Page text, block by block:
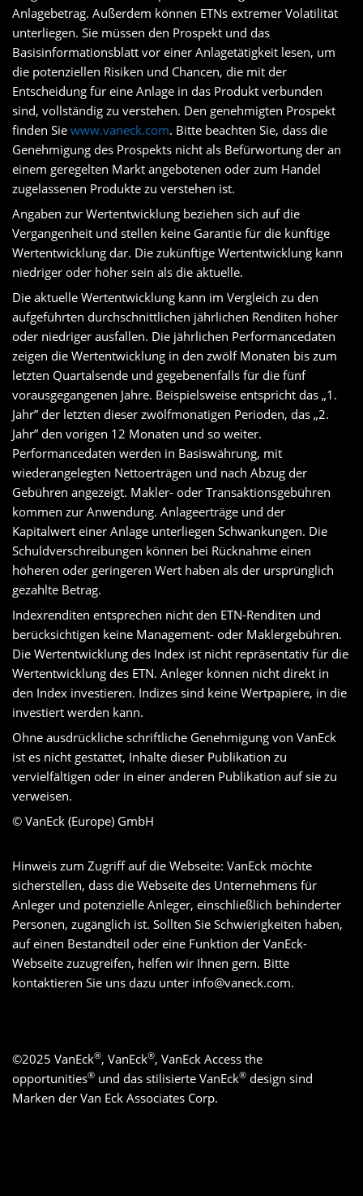
Anlagebetrag. Außerdem können ETNs extremer Volatilität
unterliegen. Sie müssen den Prospekt und das
Basisinformationsblatt vor einer Anlagetätigkeit lesen, um
die potenziellen Risiken und Chancen, die mit der
Entscheidung für eine Anlage in das Produkt verbunden
sind, vollständig zu verstehen. Den genehmigten Prospekt
finden Sie www.vaneck.com. Bitte beachten Sie, dass die
Genehmigung des Prospekts nicht als Befürwortung der an
einem geregelten Markt angebotenen oder zum Handel
zugelassenen Produkte zu verstehen ist.
Angaben zur Wertentwicklung beziehen sich auf die
Vergangenheit und stellen keine Garantie für die künftige
Wertentwicklung dar. Die zukünftige Wertentwicklung kann
niedriger oder höher sein als die aktuelle.
Die aktuelle Wertentwicklung kann im Vergleich zu den
aufgeführten durchschnittlichen jährlichen Renditen höher
oder niedriger ausfallen. Die jährlichen Performancedaten
zeigen die Wertentwicklung in den zwölf Monaten bis zum
letzten Quartalsende und gegebenenfalls für die fünf
vorausgegangenen Jahre. Beispielsweise entspricht das „1.
Jahr” der letzten dieser zwölfmonatigen Perioden, das „2.
Jahr” den vorigen 12 Monaten und so weiter.
Performancedaten werden in Basiswährung, mit
wiederangelegten Nettoerträgen und nach Abzug der
Gebühren angezeigt. Makler- oder Transaktionsgebühren
kommen zur Anwendung. Anlageerträge und der
Kapitalwert einer Anlage unterliegen Schwankungen. Die
Schuldverschreibungen können bei Rücknahme einen
höheren oder geringeren Wert haben als der ursprünglich
gezahlte Betrag.
Indexrenditen entsprechen nicht den ETN-Renditen und
berücksichtigen keine Management- oder Maklergebühren.
Die Wertentwicklung des Index ist nicht repräsentativ für die
Wertentwicklung des ETN. Anleger können nicht direkt in
den Index investieren. Indizes sind keine Wertpapiere, in die
investiert werden kann.
Ohne ausdrückliche schriftliche Genehmigung von VanEck
ist es nicht gestattet, Inhalte dieser Publikation zu
vervielfältigen oder in einer anderen Publikation auf sie zu
verweisen.
© VanEck (Europe) GmbH
Hinweis zum Zugriff auf die Webseite: VanEck möchte
sicherstellen, dass die Webseite des Unternehmens für
Anleger und potenzielle Anleger, einschließlich behinderter
Personen, zugänglich ist. Sollten Sie Schwierigkeiten haben,
auf einen Bestandteil oder eine Funktion der VanEck-
Webseite zuzugreifen, helfen wir Ihnen gern. Bitte
kontaktieren Sie uns dazu unter info@vaneck.com.
©2025 VanEck®, VanEck®, VanEck Access the
opportunities® und das stilisierte VanEck® design sind
Marken der Van Eck Associates Corp.